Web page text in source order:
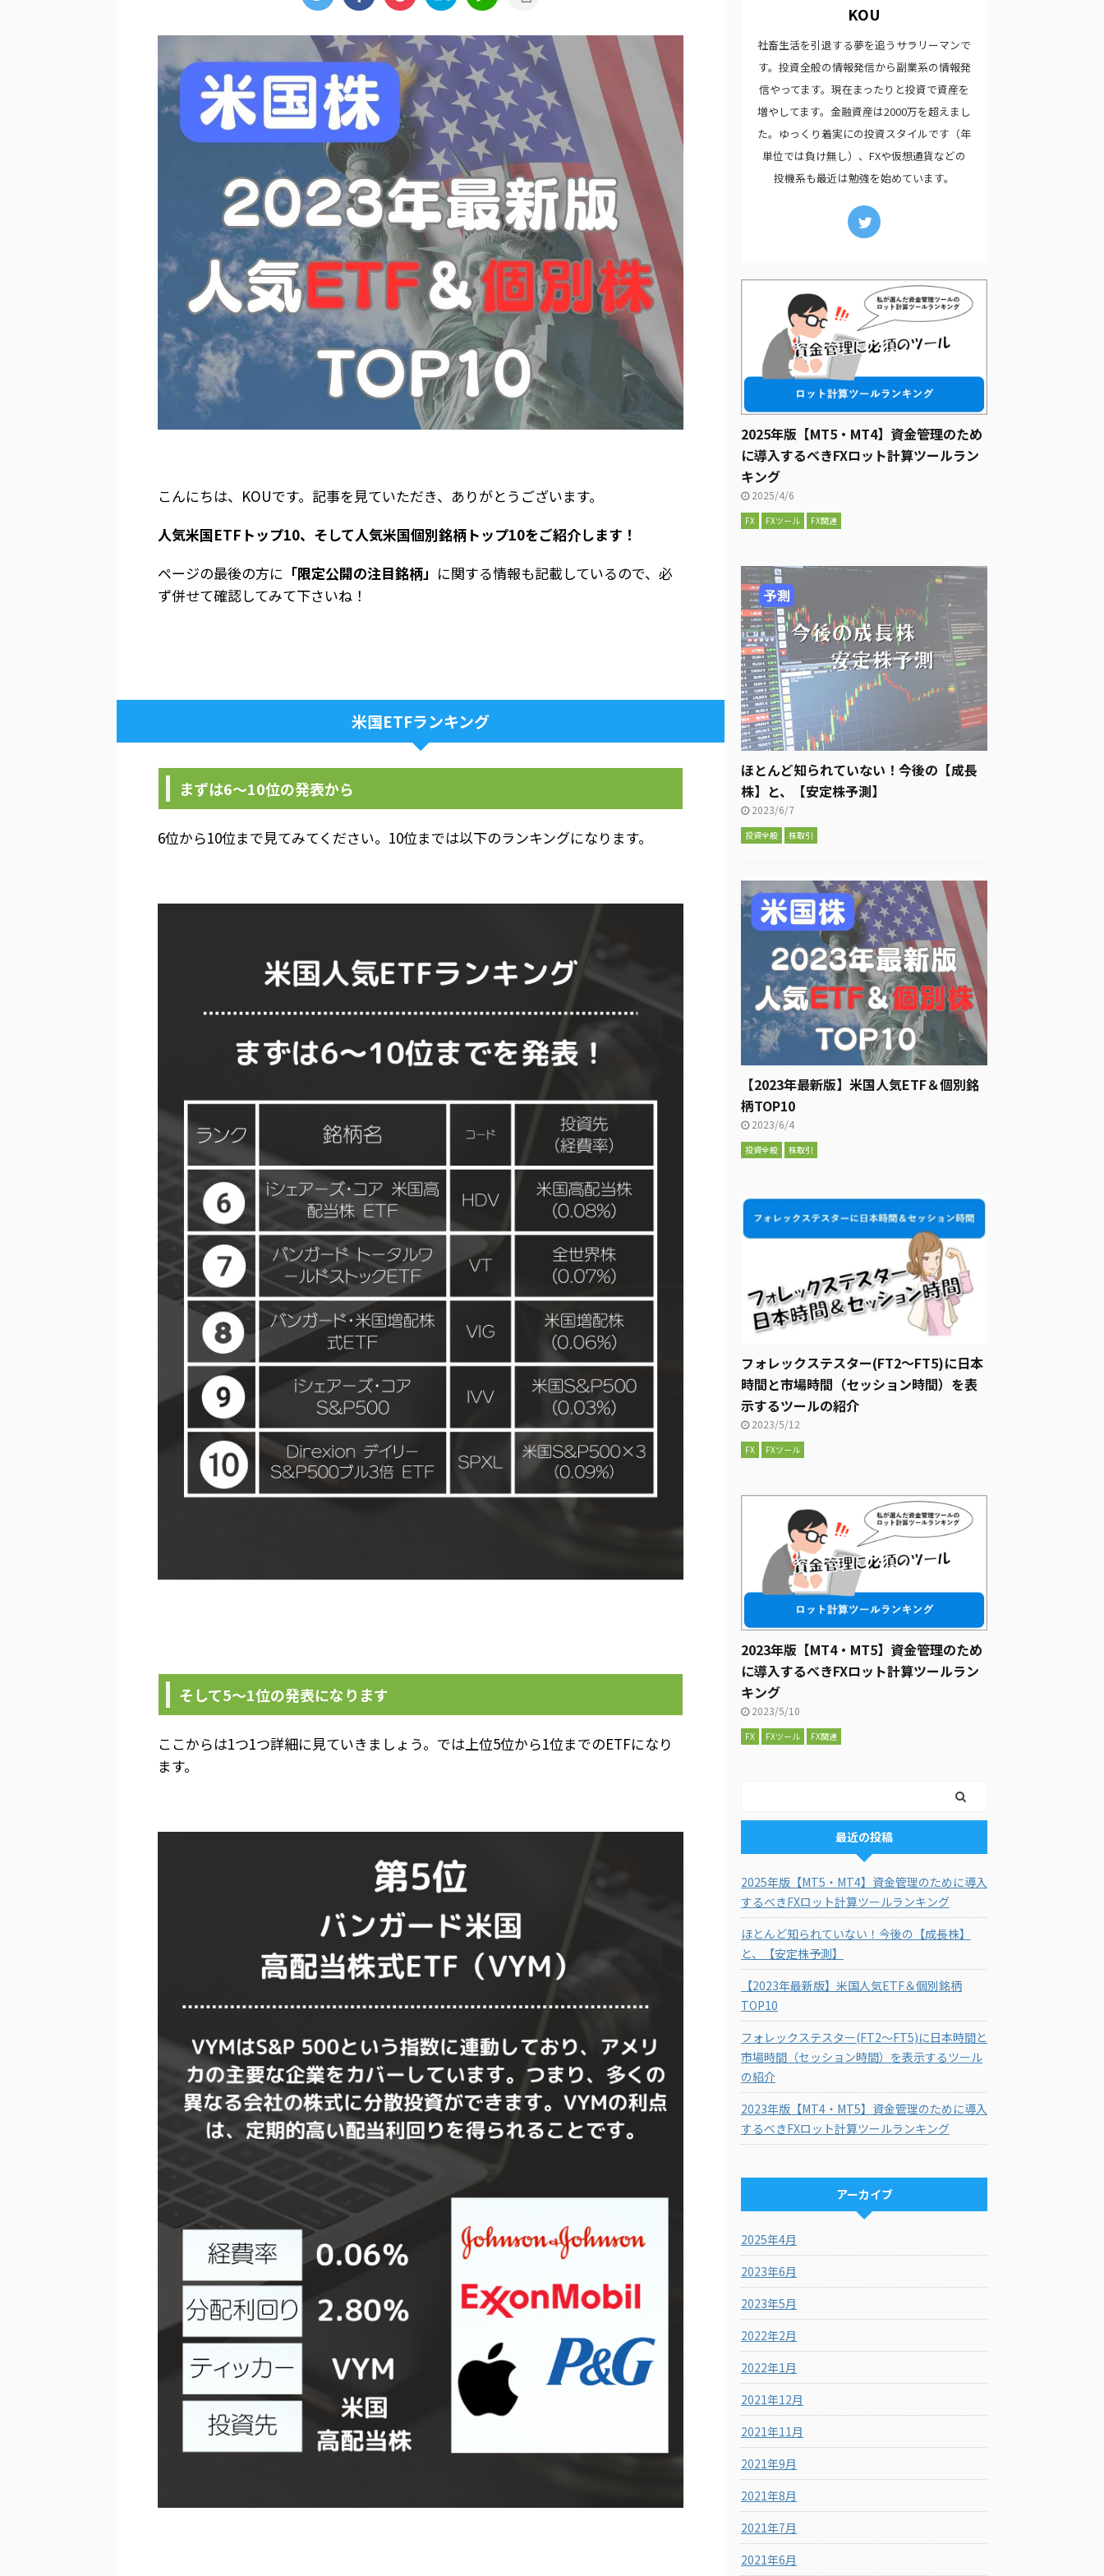
こんにちは、KOUです。記事を見ていただき、ありがとうございます。
人気米国ETFトップ10、そして人気米国個別銘柄トップ10をご紹介します！
ページの最後の方に 「限定公開の注目銘柄」 に関する情報も記載しているので、必
ず併せて確認してみて下さいね！
米国ETFランキング
まずは6～10位の発表から
6位から10位まで見てみてください。10位までは以下のランキングになります。
そして5～1位の発表になります
ここからは1つ1つ詳細に見ていきましょう。では上位5位から1位までのETFになり
ます。
KOU
社畜生活を引退する夢を追うサラリーマンで
す。投資全般の情報発信から副業系の情報発
信やってます。現在まったりと投資で資産を
増やしてます。金融資産は2000万を超えまし
た。ゆっくり着実にの投資スタイルです（年
単位では負け無し）、FXや仮想通貨などの
投機系も最近は勉強を始めています。
2025年版【MT5・MT4】資金管理のため
に導入するべきFXロット計算ツールラン
キング
2025/4/6
FX FXツール FX関連
ほとんど知られていない！今後の【成長
株】と、【安定株予測】
2023/6/7
投資全般 株取引
【2023年最新版】米国人気ETF＆個別銘
柄TOP10
2023/6/4
投資全般 株取引
フォレックステスター(FT2～FT5)に日本
時間と市場時間（セッション時間）を表
示するツールの紹介
2023/5/12
FX FXツール
2023年版【MT4・MT5】資金管理のため
に導入するべきFXロット計算ツールラン
キング
2023/5/10
FX FXツール FX関連
最近の投稿
2025年版【MT5・MT4】資金管理のために導入
するべきFXロット計算ツールランキング
ほとんど知られていない！今後の【成長株】
と、【安定株予測】
【2023年最新版】米国人気ETF＆個別銘柄
TOP10
フォレックステスター(FT2～FT5)に日本時間と
市場時間（セッション時間）を表示するツール
の紹介
2023年版【MT4・MT5】資金管理のために導入
するべきFXロット計算ツールランキング
アーカイブ
2025年4月
2023年6月
2023年5月
2022年2月
2022年1月
2021年12月
2021年11月
2021年9月
2021年8月
2021年7月
2021年6月